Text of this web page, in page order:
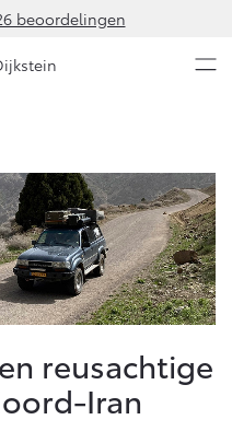
beoordelingen
reusachtige
Iran